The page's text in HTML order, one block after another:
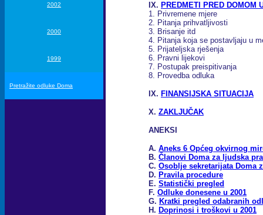
2002
2000
1999
Pretražite odluke Doma
IX. PREDMETI PRED DOMOM
1. Privremene mjere
2. Pitanja prihvatljivosti
3. Brisanje itd
4. Pitanja koja se postavljaju u
5. Prijateljska rješenja
6. Pravni lijekovi
7. Postupak preispitivanja
8. Provedba odluka
IX. FINANSIJSKA SITUACIJA
X. ZAKLJUČAK
ANEKSI
A. Aneks 6 Općeg okvirnog
B. Članovi Doma za ljudska
C. Osoblje sekretarijata Doma
D. Pravila procedure
E. Statistički pregled
F. Odluke donesene u 2001
G. Kratki pregled odabranih
H. Doprinosi i troškovi u 2001